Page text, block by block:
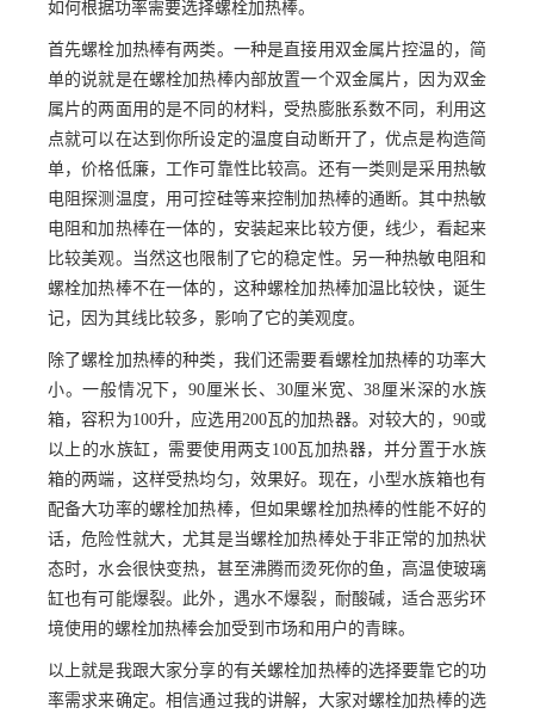
如何根据功率需要选择螺栓加热棒。
首先螺栓加热棒有两类。一种是直接用双金属片控温的，简
单的说就是在螺栓加热棒内部放置一个双金属片，因为双金
属片的两面用的是不同的材料，受热膨胀系数不同，利用这
点就可以在达到你所设定的温度自动断开了，优点是构造简
单，价格低廉，工作可靠性比较高。还有一类则是采用热敏
电阻探测温度，用可控硅等来控制加热棒的通断。其中热敏
电阻和加热棒在一体的，安装起来比较方便，线少，看起来
比较美观。当然这也限制了它的稳定性。另一种热敏电阻和
螺栓加热棒不在一体的，这种螺栓加热棒加温比较快，诞生
记，因为其线比较多，影响了它的美观度。
除了螺栓加热棒的种类，我们还需要看螺栓加热棒的功率大
小。一般情况下，90厘米长、30厘米宽、38厘米深的水族
箱，容积为100升，应选用200瓦的加热器。对较大的，90或
以上的水族缸，需要使用两支100瓦加热器，并分置于水族
箱的两端，这样受热均匀，效果好。现在，小型水族箱也有
配备大功率的螺栓加热棒，但如果螺栓加热棒的性能不好的
话，危险性就大，尤其是当螺栓加热棒处于非正常的加热状
态时，水会很快变热，甚至沸腾而烫死你的鱼，高温使玻璃
缸也有可能爆裂。此外，遇水不爆裂，耐酸碱，适合恶劣环
境使用的螺栓加热棒会加受到市场和用户的青睐。
以上就是我跟大家分享的有关螺栓加热棒的选择要靠它的功
率需求来确定。相信通过我的讲解，大家对螺栓加热棒的选